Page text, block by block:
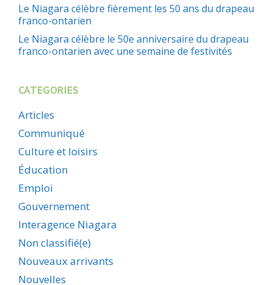
Le Niagara célèbre fièrement les 50 ans du drapeau
franco-ontarien
Le Niagara célèbre le 50e anniversaire du drapeau
franco-ontarien avec une semaine de festivités
CATEGORIES
Articles
Communiqué
Culture et loisirs
Éducation
Emploi
Gouvernement
Interagence Niagara
Non classifié(e)
Nouveaux arrivants
Nouvelles